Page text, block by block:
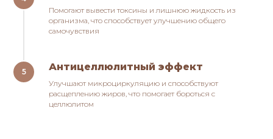
Помогают вывести токсины и лишнюю жидкость из
организма, что способствует улучшению общего
самочувствия
Антицеллюлитный эффект
Улучшают микроциркуляцию и способствуют
расщеплению жиров, что помогает бороться с
целлюлитом